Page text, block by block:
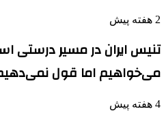
2 هفته پیش
تنیس ایران در مسیر درستی
می‌خواهیم اما قول
4 هفته پیش